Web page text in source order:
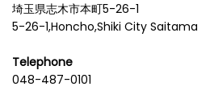
埼玉県志木市本町5-26-1
5-26-1,Honcho,Shiki City Saitama
Telephone
048-487-0101